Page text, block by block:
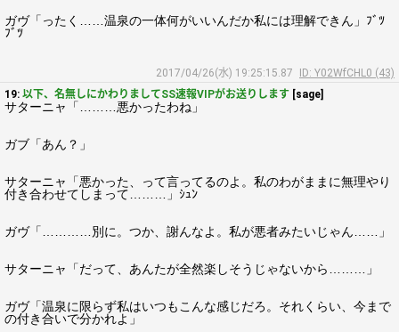
ガヴ「ったく……温泉の一体何がいいんだか私には理解できん」ﾌﾞﾂ
ﾌﾞﾂ
2017/04/26(水) 19:25:15.87
ID: Y02WfCHL0 (43)
19: 以下、名無しにかわりましてSS速報VIPがお送りします [sage]
サターニャ「………悪かったわね」
ガブ「あん？」
サターニャ「悪かった、って言ってるのよ。私のわがままに無理やり
付き合わせてしまって………」ｼｭﾝ
ガヴ「…………別に。つか、謝んなよ。私が悪者みたいじゃん……」
サターニャ「だって、あんたが全然楽しそうじゃないから………」
ガヴ「温泉に限らず私はいつもこんな感じだろ。それくらい、今まで
の付き合いで分かれよ」